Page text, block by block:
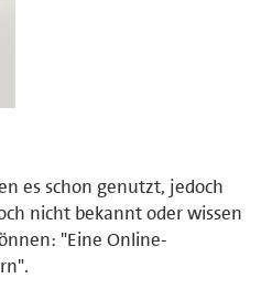
es schon genutzt, jedoch
nicht bekannt oder wissen
"Eine Online-